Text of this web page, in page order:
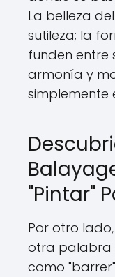
La belleza
sutileza; la
funden entre
armonía y
simplemente
"Pintar"
Por otro
otra palabra
como